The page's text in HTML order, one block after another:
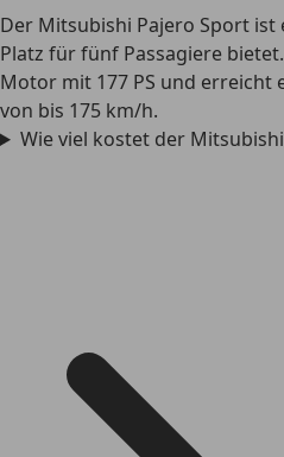
Der Mitsubishi Pajero Sport ist
Platz für fünf Passagiere
Motor mit 177 PS und erreicht
von bis 175 km/h.
Wie viel kostet der